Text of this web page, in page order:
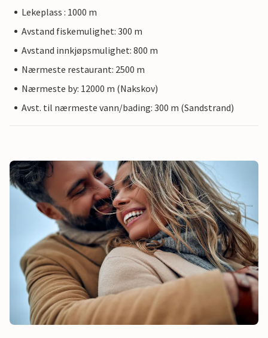
Lekeplass : 1000 m
Avstand fiskemulighet: 300 m
Avstand innkjøpsmulighet: 800 m
Nærmeste restaurant: 2500 m
Nærmeste by: 12000 m (Nakskov)
Avst. til nærmeste vann/bading: 300 m (Sandstrand)